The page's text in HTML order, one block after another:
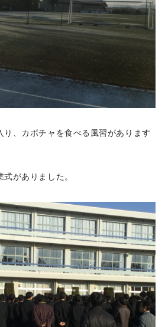
り、カボチャを食べる風習があります
がありました。